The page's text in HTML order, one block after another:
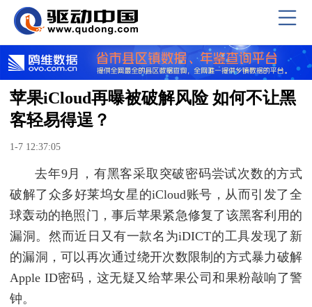
苹果iCloud再曝被破解风险 如何不让黑
客轻易得逞？
1-7 12:37:05
去年9月，有黑客采取突破密码尝试次数的方式
破解了众多好莱坞女星的iCloud账号，从而引发了全
球轰动的艳照门，事后苹果紧急修复了该黑客利用的
漏洞。然而近日又有一款名为iDICT的工具发现了新
的漏洞，可以再次通过绕开次数限制的方式暴力破解
Apple ID密码，这无疑又给苹果公司和果粉敲响了警
钟。